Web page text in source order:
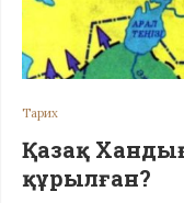
Тарих
Қазақ
құрылған?